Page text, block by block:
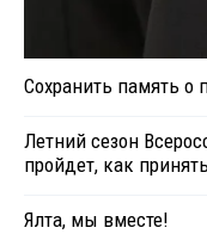
Сохранить память о
Летний сезон
пройдет, как
Ялта, мы вместе!